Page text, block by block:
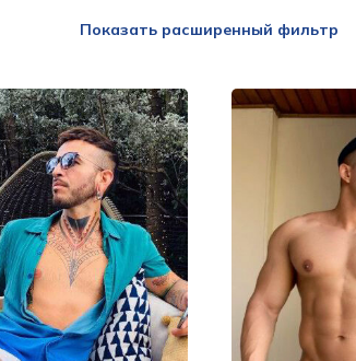
Показать расширенный фильтр